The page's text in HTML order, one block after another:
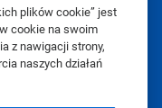
plików cookie” jest
cookie na swoim
z nawigacji strony,
naszych działań
prywatności